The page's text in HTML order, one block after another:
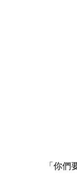
「你